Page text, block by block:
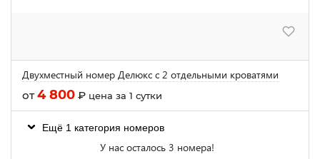
Двухместный номер Делюкс с 2 отдельными кроватями
от4 800 ₽ цена за 1 сутки
Ещё 1 категория номеров
У нас осталось 3 номера!